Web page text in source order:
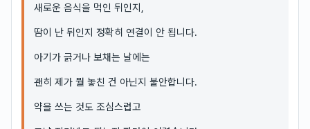
새로운 음식을 먹인 뒤인지,
땀이 난 뒤인지 정확히 연결이 안 됩니다.
아기가 긁거나 보채는 날에는
괜히 제가 뭘 놓친 건 아닌지 불안합니다.
약을 쓰는 것도 조심스럽고